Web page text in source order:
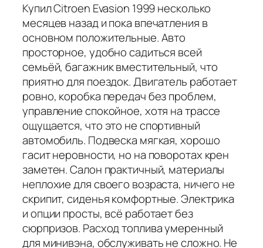
Купил Citroen Evasion 1999 несколько
месяцев назад и пока впечатления в
основном положительные. Авто
просторное, удобно садиться всей
семьёй, багажник вместительный, что
приятно для поездок. Двигатель работает
ровно, коробка передач без проблем,
управление спокойное, хотя на трассе
ощущается, что это не спортивный
автомобиль. Подвеска мягкая, хорошо
гасит неровности, но на поворотах крен
заметен. Салон практичный, материалы
неплохие для своего возраста, ничего не
скрипит, сиденья комфортные. Электрика
и опции просты, всё работает без
сюрпризов. Расход топлива умеренный
для минивэна, обслуживать не сложно. Не